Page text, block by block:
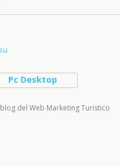
Pc Desktop
del Web Marketing Turistico